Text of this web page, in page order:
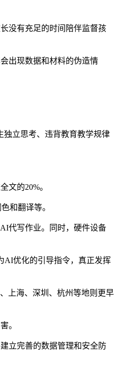
没有充足的时间陪伴监督孩
出现数据和材料的伪造情
立思考、违背教育教学规律
文的20%。
和翻译等。
代写作业。同时，硬件设备
优化的引导指令，真正发挥
上海、深圳、杭州等地则更早
。
立完善的数据管理和安全防